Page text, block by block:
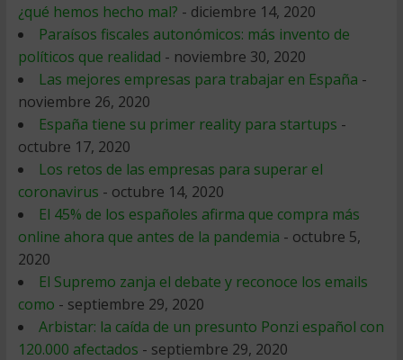
¿qué hemos hecho mal? - diciembre 14, 2020
Paraísos fiscales autonómicos: más invento de
políticos que realidad - noviembre 30, 2020
Las mejores empresas para trabajar en España -
noviembre 26, 2020
España tiene su primer reality para startups -
octubre 17, 2020
Los retos de las empresas para superar el
coronavirus - octubre 14, 2020
El 45% de los españoles afirma que compra más
online ahora que antes de la pandemia - octubre 5,
2020
El Supremo zanja el debate y reconoce los emails
como - septiembre 29, 2020
Arbistar: la caída de un presunto Ponzi español con
120.000 afectados - septiembre 29, 2020